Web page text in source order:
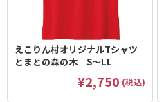
えこりん村オリジナルTシャツ
とまとの森の木 S～LL
¥2,750 (税込)